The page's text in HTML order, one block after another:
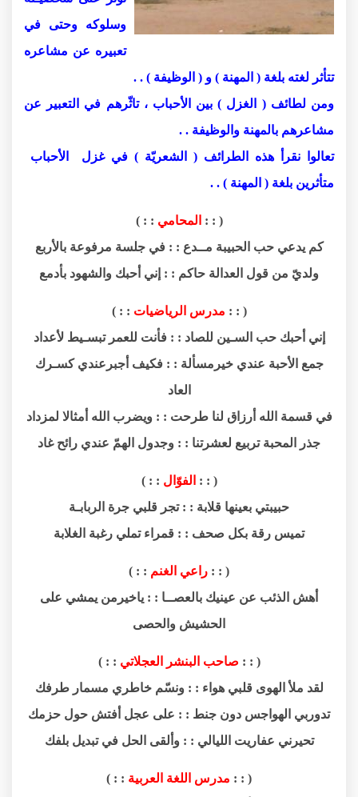
وسلوكه وحتى في
تعبيره عن مشاعره
تتأثر لغته بلغة ( المهنة ) و ( الوظيفة ) . .
ومن لطائف ( الغزل ) بين الأحباب ، تاثّرهم في التعبير عن
مشاعرهم بالمهنة والوظيفة . .
تعالوا نقرأ هذه الطرائف ( الشعريّة ) في غزل الأحباب
متأثرين بلغة ( المهنة ) . .
( : : المحامي : : )
كم يدعي حب الحبيبة مــدع : : في جلسة مرفوعة بالأربع
ولديّ من قول العدالة حاكم : : إني أحبك والشهود بأدمع
( : : مدرس الرياضيات : : )
إني أحبك حب السـين للصاد : : فأنت للعمر تبسـيط لأعداد
جمع الأحبة عندي خيرمسألة : : فكيف أجبرعندي كسـرك
العاد
في قسمة الله أرزاق لنا طرحت : : ويضرب الله أمثالا لمزداد
جذر المحبة تربيع لعشرتنا : : وجدول الهمّ عندي رائح غاد
( : : الفوّال : : )
حبيبتي بعينها قلابة : : تجر قلبي جرة الربابـة
تميس رقة بكل صحف : : قمراء تملي رغبة الغلابة
( : : راعي الغنم : : )
أهش الذئب عن عينيك بالعصــا : : ياخيرمن يمشي على
الحشيش والحصى
( : : صاحب البنشر العجلاتي : : )
لقد ملأ الهوى قلبي هواء : : ونسّم خاطري مسمار طرفك
تدوربي الهواجس دون جنط : : على عجل أفتش حول حزمك
تحيرني عفاريت الليالي : : وألقى الحل في تبديل بلفك
( : : مدرس اللغة العربية : : )